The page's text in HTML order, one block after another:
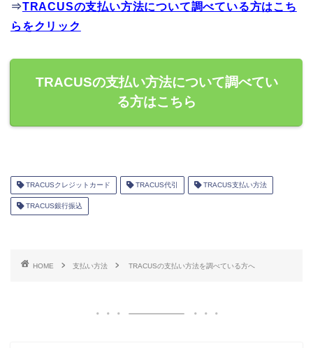
⇒TRACUSの支払い方法について調べている方はこち
らをクリック
TRACUSの支払い方法について調べてい
る方はこちら
TRACUSクレジットカード TRACUS代引 TRACUS支払い方法
TRACUS銀行振込
HOME 支払い方法 TRACUSの支払い方法を調べている方へ